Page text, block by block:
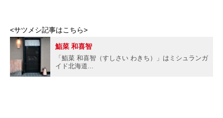
<サツメシ記事はこちら>
鮨菜 和喜智
「鮨菜 和喜智（すしさい わきち）」はミシュランガ
イド北海道...